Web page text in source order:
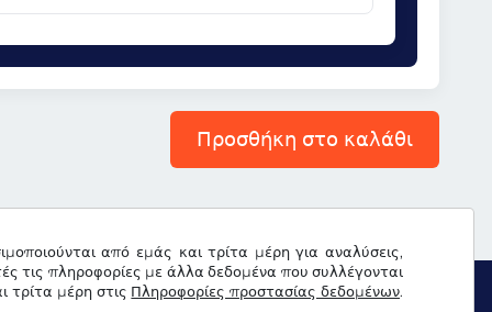
από εμάς και τρίτα μέρη για αναλύσεις,
τις πληροφορίες με άλλα δεδομένα που συλλέγονται
τρίτα μέρη στις Πληροφορίες προστασίας δεδομένων.
Προσθήκη στο καλάθι